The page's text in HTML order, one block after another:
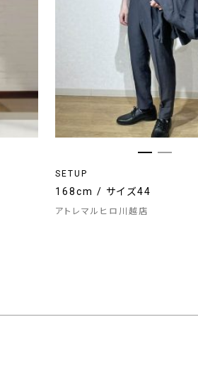
SETUP
168cm / サイズ44
アトレマルヒロ川越店